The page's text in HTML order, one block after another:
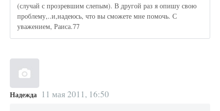
(случай с прозревшим слепым). В другой раз я опишу свою
проблему,..и,надеюсь, что вы сможете мне помочь. С
уважением, Раиса.77
Надежда 11 мая 2011, 16:50